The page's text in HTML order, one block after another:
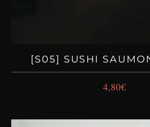
[S05] SUSHI
4,80€